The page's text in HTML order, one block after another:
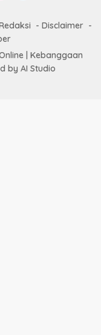
Disclaimer
| Kebanggaan
by AI Studio